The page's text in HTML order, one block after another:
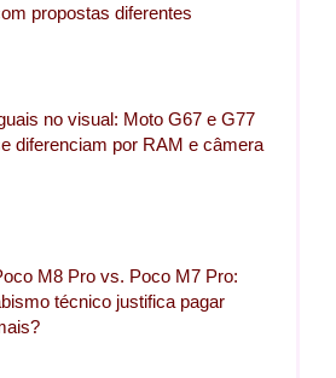
propostas diferentes
no visual: Moto G67 e G77
diferenciam por RAM e câmera
M8 Pro vs. Poco M7 Pro:
técnico justifica pagar